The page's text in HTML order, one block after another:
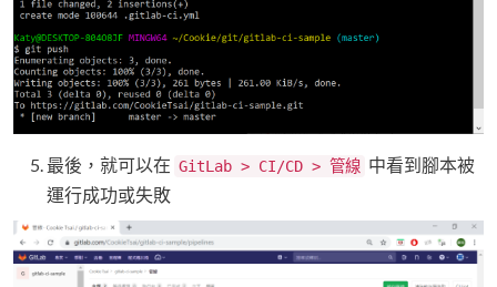
最後，就可以在 GitLab > CI/CD > 管線 中看到腳本被
運行成功或失敗